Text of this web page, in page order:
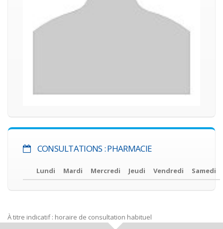
CONSULTATIONS : PHARMACIE
Lundi Mardi Mercredi Jeudi Vendredi Samedi
À titre indicatif : horaire de consultation habituel